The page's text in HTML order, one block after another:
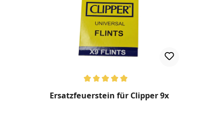
Ersatzfeuerstein für Clipper 9x